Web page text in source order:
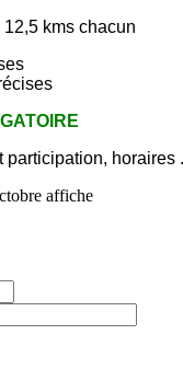
kms chacun
participation,